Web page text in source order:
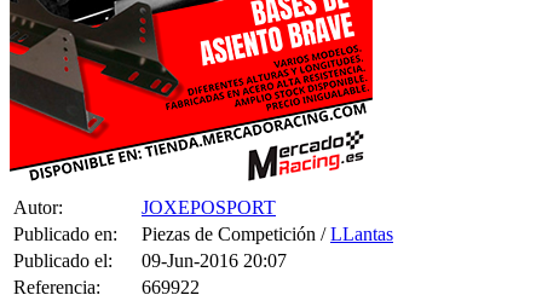
Autor:
JOXEPOSPORT
Publicado en:
Piezas de Competición /
Publicado el:
09-Jun-2016 20:07
Referencia:
669922
Visualizaciones:
937